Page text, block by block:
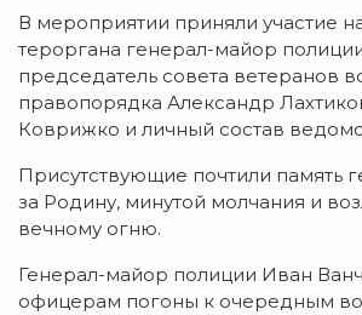
В мероприятии приняли участие
тероргана генерал-майор
председатель совета ветеранов
правопорядка Александр
Коврижко и личный состав
Присутствующие почтили память
за Родину, минутой молчания и
вечному огню.
Генерал-майор полиции Иван
офицерам погоны к очередным